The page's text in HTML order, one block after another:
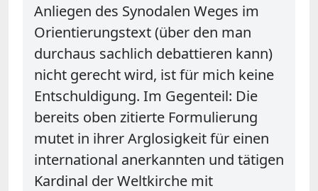
Anliegen des Synodalen Weges im
Orientierungstext (über den man
durchaus sachlich debattieren kann)
nicht gerecht wird, ist für mich keine
Entschuldigung. Im Gegenteil: Die
bereits oben zitierte Formulierung
mutet in ihrer Arglosigkeit für einen
international anerkannten und tätigen
Kardinal der Weltkirche mit